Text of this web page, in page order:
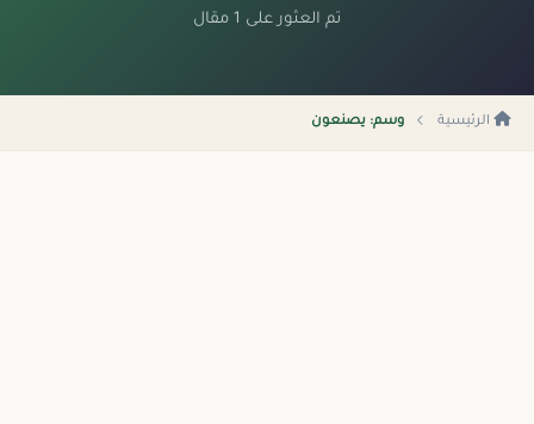
تم العثور على 1 مقال
الرئيسية وسم: يصنعون